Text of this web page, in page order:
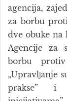
agencija,
za borbu
dve obuke na
Agencije za
borbu
„Upravlјanje
prakse” i